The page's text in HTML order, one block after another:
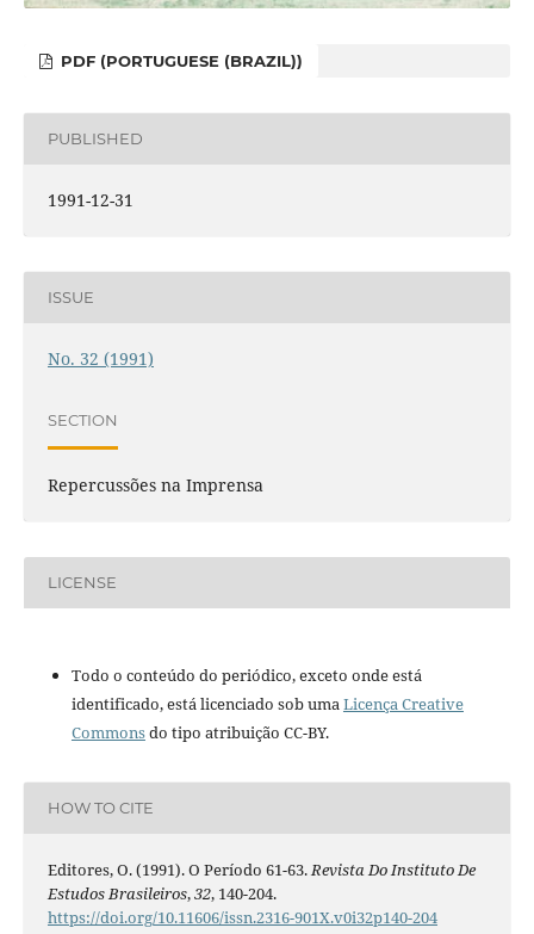
PDF (PORTUGUESE (BRAZIL))
PUBLISHED
1991-12-31
ISSUE
No. 32 (1991)
SECTION
Repercussões na Imprensa
LICENSE
Todo o conteúdo do periódico, exceto onde está
identificado, está licenciado sob umaLicença Creative
Commonsdo tipo atribuição CC-BY.
HOW TO CITE
Editores, O. (1991). O Período 61-63.Revista Do Instituto De
Estudos Brasileiros,32, 140-204.
https://doi.org/10.11606/issn.2316-901X.v0i32p140-204